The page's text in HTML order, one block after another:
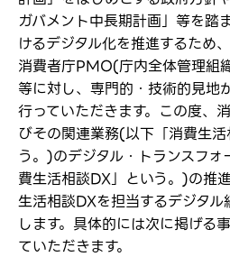
ガバメント中長期計画」等を踏
けるデジタル化を推進するため
消費者庁PMO(庁内全体管理組
等に対し、専門的・技術的見地
行っていただきます。この度、
びその関連業務(以下「消費生
う。)のデジタル・トランスフ
費生活相談DX」という。)の推
生活相談DXを担当するデジタ
します。具体的には次に掲げる
ていただきます。